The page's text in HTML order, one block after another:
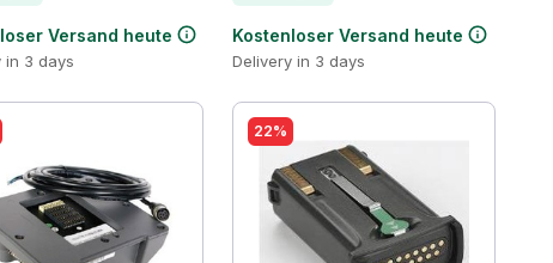
Versand heute
in 3 days
Kostenloser Versand heute
Delivery in 3 days
22%